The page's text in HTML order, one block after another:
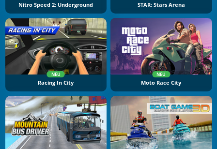
Nitro Speed 2: Underground STAR: Stars Arena
NEU
Racing In City
NEU
Moto Race City